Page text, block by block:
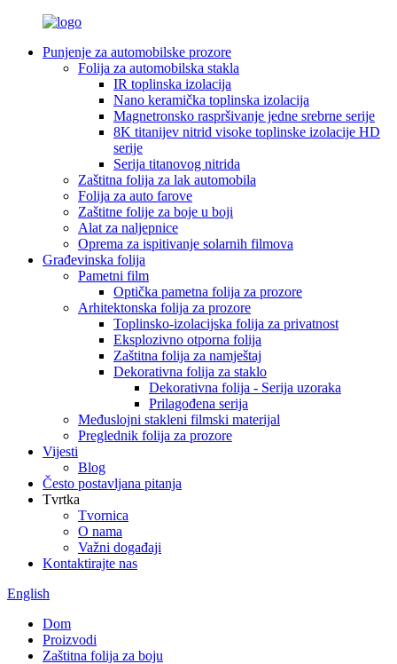
Punjenje za automobilske prozore
Folija za automobilska stakla
IR toplinska izolacija
Nano keramička toplinska izolacija
Magnetronsko raspršivanje jedne srebrne serije
8K titanijev nitrid visoke toplinske izolacije HD
serije
Serija titanovog nitrida
Zaštitna folija za lak automobila
Folija za auto farove
Zaštitne folije za boje u boji
Alat za naljepnice
Oprema za ispitivanje solarnih filmova
Građevinska folija
Pametni film
Optička pametna folija za prozore
Arhitektonska folija za prozore
Toplinsko-izolacijska folija za privatnost
Eksplozivno otporna folija
Zaštitna folija za namještaj
Dekorativna folija za staklo
Dekorativna folija - Serija uzoraka
Prilagođena serija
Međuslojni stakleni filmski materijal
Preglednik folija za prozore
Vijesti
Blog
Često postavljana pitanja
Tvrtka
Tvornica
O nama
Važni događaji
Kontaktirajte nas
English
Dom
Proizvodi
Zaštitna folija za boju